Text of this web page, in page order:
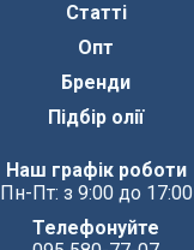
Статті
Опт
Бренди
Підбір олії
Наш графік роботи
Пн-Пт: з 9:00 до 17:00
Телефонуйте